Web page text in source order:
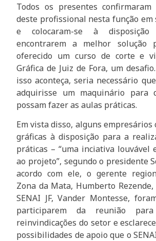
Todos os presentes confirmaram
deste profissional nesta função em
e colocaram-se à
encontrarem a melhor solução
oferecido um curso de corte e
Gráfica de Juiz de Fora, um
isso aconteça, seria necessário
adquirisse um maquinário para
possam fazer as aulas práticas.
Em vista disso, alguns empresários
gráficas à disposição para a
práticas – “uma inciativa louvável
ao projeto”, segundo o presidente
acordo com ele, o gerente
Zona da Mata, Humberto
SENAI JF, Vander Montesse,
participarem da reunião
reinvindicações do setor e
possibilidades de apoio que o